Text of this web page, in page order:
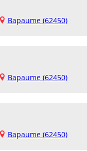
Bapaume (62450)
Bapaume (62450)
Bapaume (62450)